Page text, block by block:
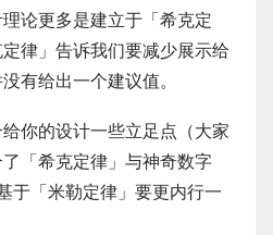
论更多是建立于「希克定
律」告诉我们要减少展示给
有给出一个建议值。
你的设计一些立足点（大家
「希克定律」与神奇数字
于「米勒定律」要更内行一